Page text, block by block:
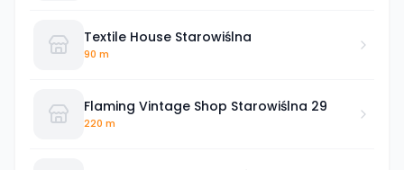
Textile House Starowiślna
90 m
Flaming Vintage Shop Starowiślna 29
220 m